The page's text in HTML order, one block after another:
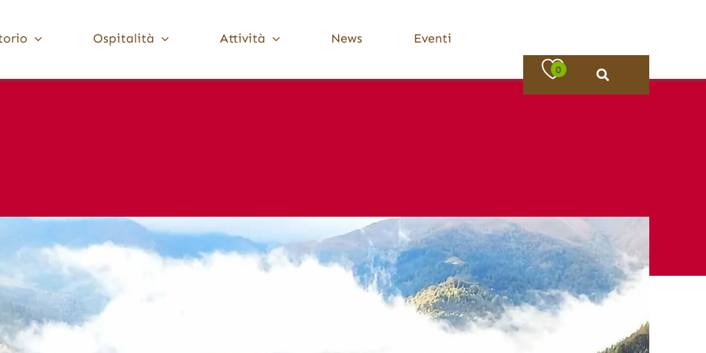
0
Villa Carcina
Ospitalità Attività News Eventi